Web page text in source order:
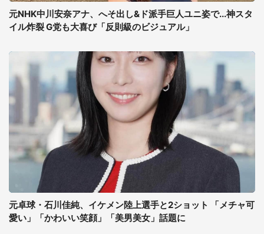
元NHK中川安奈アナ、へそ出し&ド派手巨人ユニ姿で...神スタ
イル炸裂 G党も大喜び「反則級のビジュアル」
元卓球・石川佳純、イケメン陸上選手と2ショット 「メチャ可
愛い」「かわいい笑顔」「美男美女」話題に